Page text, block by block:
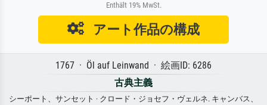
Enthält 19% MwSt.
アート作品の構成
1767 · Öl auf Leinwand · 絵画ID: 6286
古典主義
シーポート、サンセット · クロード・ジョセフ・ヴェルネ. キャンバス、